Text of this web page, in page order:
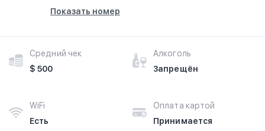
Показать номер
Средний чек
$ 500
Алкоголь
Запрещён
WiFi
Есть
Оплата картой
Принимается